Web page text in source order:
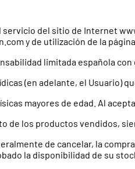
del sitio de Internet
y de utilización de la
limitada española
(en adelante, el Usuario)
mayores de edad. Al
de los productos vendidos,
de cancelar, la
la disponibilidad de su